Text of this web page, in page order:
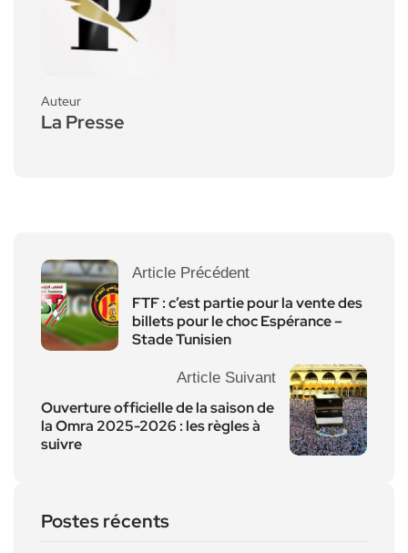
Auteur
La Presse
Article Précédent
FTF : c’est partie pour la vente des
billets pour le choc Espérance –
Stade Tunisien
Article Suivant
Ouverture officielle de la saison de
la Omra 2025-2026 : les règles à
suivre
Postes récents